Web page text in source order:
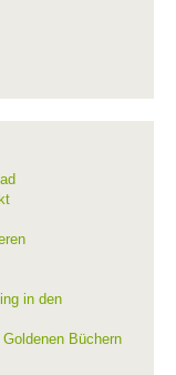
in den
Büchern